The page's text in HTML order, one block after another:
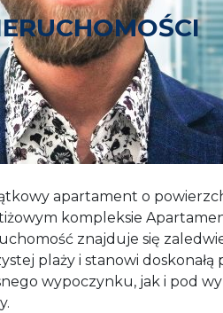
z całorocznym
plaży
37 m² – Pobierowo
apartament o
kompleksie
znajduje się
plaży i stanowi doskonałą
wypoczynku, jak i pod